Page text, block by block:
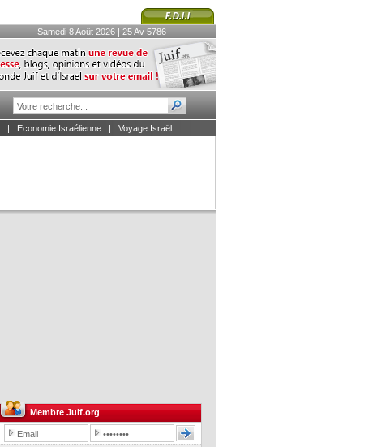
Samedi 8 Août 2026 | 25 Av 5786
| Economie Israélienne| Voyage Israël
Membre Juif.org